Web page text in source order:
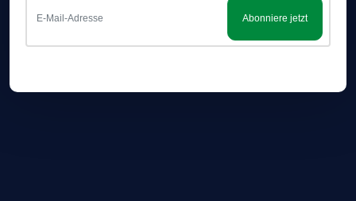
Abonniere jetzt